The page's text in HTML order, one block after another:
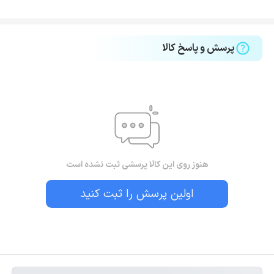
پرسش و پاسخ کالا
هنوز روی این کالا پرسشی ثبت نشده است
اولین پرسش را ثبت کنید